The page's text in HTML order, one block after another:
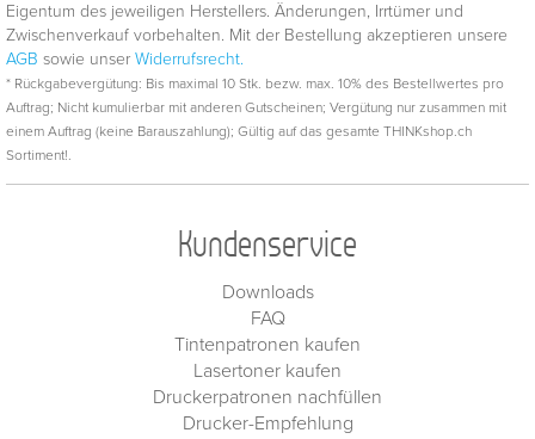
Eigentum des jeweiligen Herstellers. Änderungen, Irrtümer und
Zwischenverkauf vorbehalten. Mit der Bestellung akzeptieren unsere
AGB sowie unser Widerrufsrecht.
* Rückgabevergütung: Bis maximal 10 Stk. bezw. max. 10% des Bestellwertes pro
Auftrag; Nicht kumulierbar mit anderen Gutscheinen; Vergütung nur zusammen mit
einem Auftrag (keine Barauszahlung); Gültig auf das gesamte THINKshop.ch
Sortiment!.
Kundenservice
Downloads
FAQ
Tintenpatronen kaufen
Lasertoner kaufen
Druckerpatronen nachfüllen
Drucker-Empfehlung